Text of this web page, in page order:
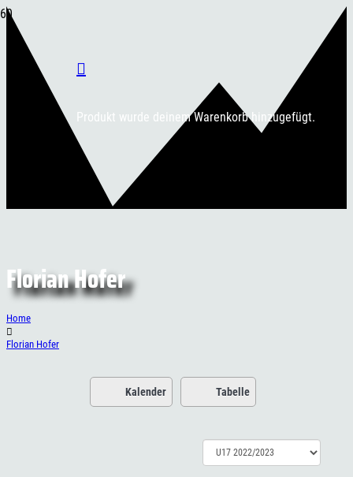
Produkt wurde deinem Warenkorb hinzugefügt.
Florian Hofer
Home
Florian Hofer
Kalender Tabelle